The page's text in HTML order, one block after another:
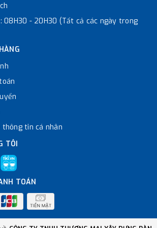
08H30 - 20H30 (Tất cả các ngày trong
thông tin cá nhân
TÔI
TOÁN